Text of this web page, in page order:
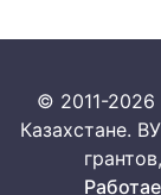
© 2011-2026
Казахстане.